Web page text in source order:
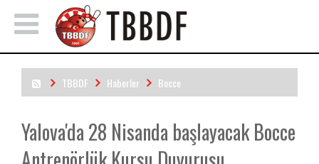
TBBDF Haberler
Bocce
Duyurusu
Yalova'da 28 Nisanda başlayacak Bocce